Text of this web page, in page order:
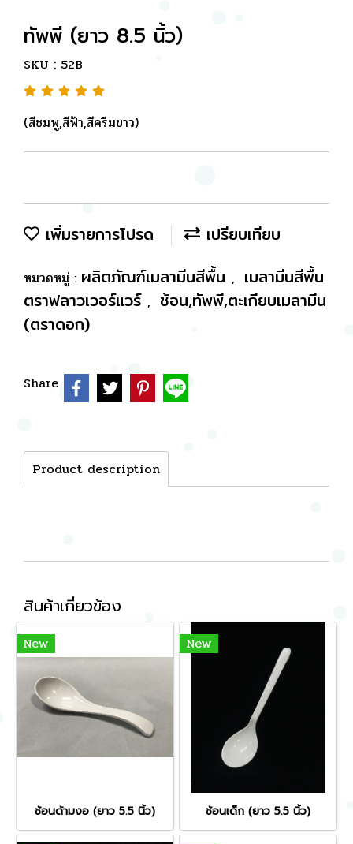
ทัพพี (ยาว 8.5 นิ้ว)
SKU : 52B
(สีชมพู,สีฟ้า,สีครีมขาว)
เพิ่มรายการโปรด เปรียบเทียบ
หมวดหมู่ : ผลิตภัณฑ์เมลามีนสีพื้น , เมลามีนสีพื้น
ตราฟลาวเวอร์แวร์ , ช้อน,ทัพพี,ตะเกียบเมลามีน
(ตราดอก)
Share
Product description
สินค้าเกี่ยวข้อง
New
ช้อนด้ามงอ (ยาว 5.5 นิ้ว)
New
ช้อนเด็ก (ยาว 5.5 นิ้ว)